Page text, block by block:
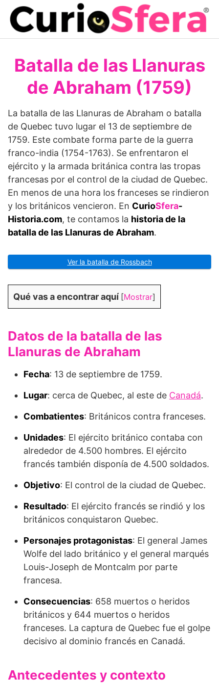
Saltar
contenido
Batalla de las Llanuras
de Abraham (1759)
La batalla de las Llanuras de Abraham o batalla
de Quebec tuvo lugar el 13 de septiembre de
1759. Este combate forma parte de la guerra
franco-india (1754-1763). Se enfrentaron el
ejército y la armada británica contra las tropas
francesas por el control de la ciudad de Quebec.
En menos de una hora los franceses se rindieron
y los británicos vencieron. En CurioSfera-
Historia.com, te contamos la historia de la
batalla de las Llanuras de Abraham.
Ver la batalla de Rossbach
Qué vas a encontrar aquí [Mostrar]
Datos de la batalla de las
Llanuras de Abraham
Fecha: 13 de septiembre de 1759.
Lugar: cerca de Quebec, al este de Canadá.
Combatientes: Británicos contra franceses.
Unidades: El ejército británico contaba con
alrededor de 4.500 hombres. El ejército
francés también disponía de 4.500 soldados.
Objetivo: El control de la ciudad de Quebec.
Resultado: El ejército francés se rindió y los
británicos conquistaron Quebec.
Personajes protagonistas: El general James
Wolfe del lado británico y el general marqués
Louis-Joseph de Montcalm por parte
francesa.
Consecuencias: 658 muertos o heridos
británicos y 644 muertos o heridos
franceses. La captura de Quebec fue el golpe
decisivo al domi­nio francés en Canadá.
Antecedentes y contexto